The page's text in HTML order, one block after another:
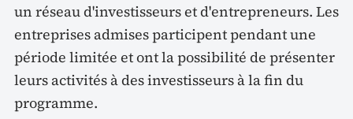
un réseau d'investisseurs et d'entrepreneurs. Les
entreprises admises participent pendant une
période limitée et ont la possibilité de présenter
leurs activités à des investisseurs à la fin du
programme.